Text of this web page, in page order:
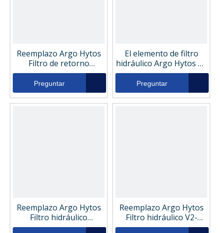
Reemplazo Argo Hytos
Filtro de retorno
hidráulico V3144956
Preguntar
El elemento de filtro
hidráulico Argo Hytos de
reemplazo v2.1234-26
Preguntar
Reemplazo Argo Hytos
Filtro hidráulico
V3081706
Reemplazo Argo Hytos
Filtro hidráulico V2-
1217-36